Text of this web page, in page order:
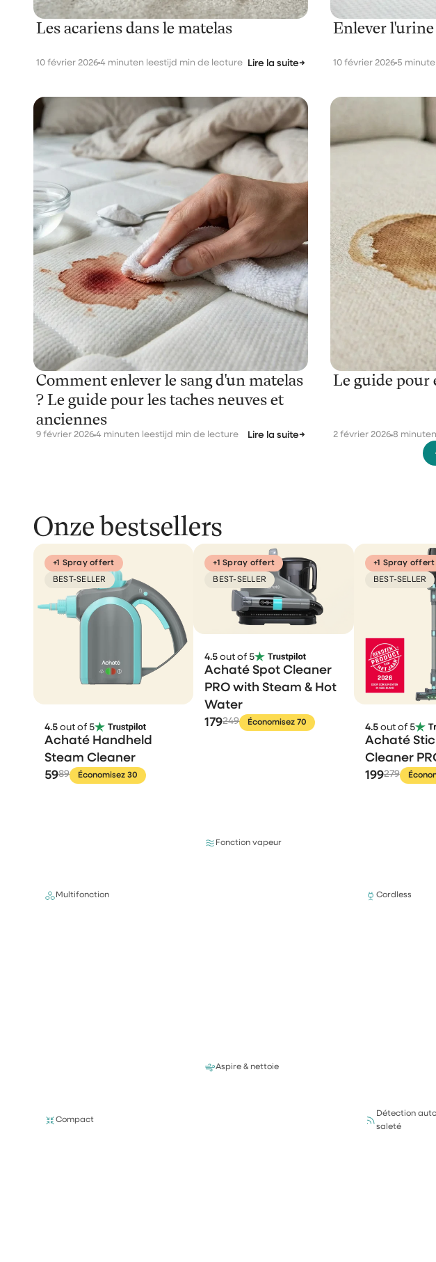
Les acariens dans le matelas
10 février 2026 4 minuten leestijd min de lecture Lire la suite→
Enlever
10 février 2026 5
Comment enlever le sang d'un matelas
? Le guide pour les taches neuves et
anciennes
9 février 2026 4 minuten leestijd min de lecture Lire la suite→
Le guide pour
2 février 2026 8
Onze bestsellers
+1 Spray offert
BEST-SELLER
4.5 out of 5
Achaté Handheld
Steam Cleaner
5989 Économisez 30
Multifonction
Compact
+1 Spray offert
BEST-SELLER
4.5 out of 5
Achaté Spot Cleaner
PRO with Steam & Hot
Water
179249 Économisez 70
Fonction vapeur
Aspire & nettoie
+1 Spray offert
BEST-SELLER
4.5out of 5
Achaté
Cleaner
199279
Cordless
Détection
saleté